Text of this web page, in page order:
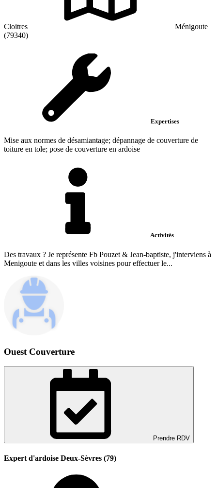
Cloitres
Ménigoute
(79340)
Expertises
Mise aux normes de désamiantage; dépannage de couverture de
toiture en tole; pose de couverture en ardoise
Activités
Des travaux ? Je représente Fb Pouzet & Jean-baptiste, j'interviens à
Menigoute et dans les villes voisines pour effectuer le...
Ouest Couverture
Prendre RDV
Expert d'ardoise Deux-Sèvres (79)